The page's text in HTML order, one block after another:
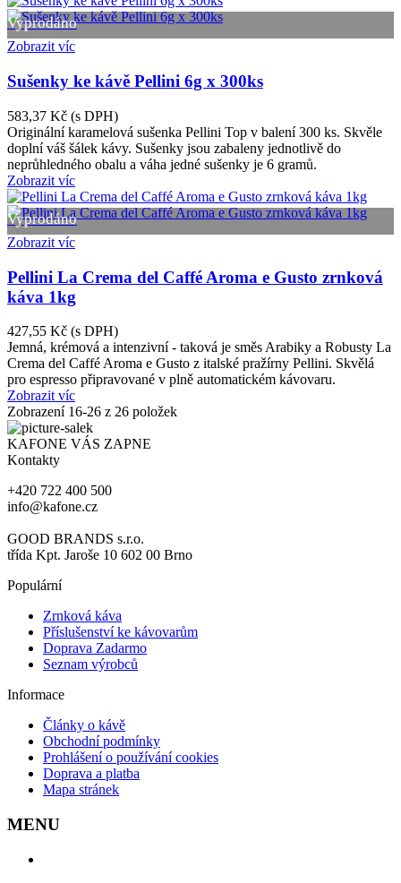
Vyprodáno
Zobrazit víc
Sušenky ke kávě Pellini 6g x 300ks
583,37 Kč (s DPH)
Originální karamelová sušenka Pellini Top v balení 300 ks. Skvěle
doplní váš šálek kávy. Sušenky jsou zabaleny jednotlivě do
neprůhledného obalu a váha jedné sušenky je 6 gramů.
Zobrazit víc
Vyprodáno
Zobrazit víc
Pellini La Crema del Caffé Aroma e Gusto zrnková
káva 1kg
427,55 Kč (s DPH)
Jemná, krémová a intenzivní - taková je směs Arabiky a Robusty La
Crema del Caffé Aroma e Gusto z italské pražírny Pellini. Skvělá
pro espresso připravované v plně automatickém kávovaru.
Zobrazit víc
Zobrazení 16-26 z 26 položek
KAFONE VÁS ZAPNE
Kontakty
+420 722 400 500
info@kafone.cz
GOOD BRANDS s.r.o.
třída Kpt. Jaroše 10 602 00 Brno
Populární
Zrnková káva
Příslušenství ke kávovarům
Doprava Zadarmo
Seznam výrobců
Informace
Články o kávě
Obchodní podmínky
Prohlášení o používání cookies
Doprava a platba
Mapa stránek
MENU